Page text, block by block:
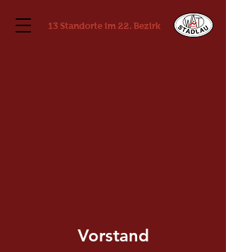
13 Standorte im 22. Bezirk
Vorstand